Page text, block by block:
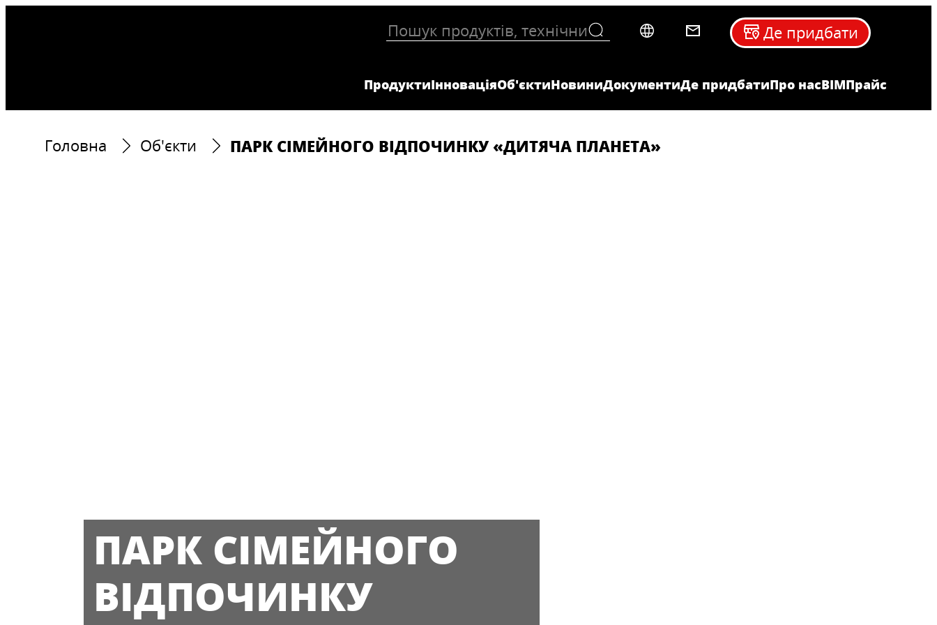
ПродуктиІнноваціяОб'єктиНовиниДокументиДе придбатиПро насBIMПрайс
Де придбати
Головна Об'єкти ПАРК СІМЕЙНОГО ВІДПОЧИНКУ «ДИТЯЧА ПЛАНЕТА»
ПАРК СІМЕЙНОГО
ВІДПОЧИНКУ